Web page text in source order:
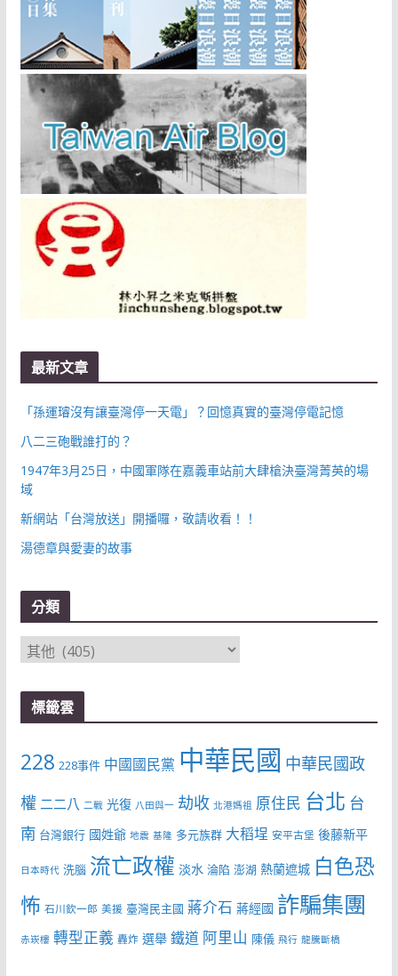
最新文章
「孫運璿沒有讓臺灣停一天電」？回憶真實的臺灣停電記憶
八二三砲戰誰打的？
1947年3月25日，中國軍隊在嘉義車站前大肆槍決臺灣菁英的場
域
新網站「台灣放送」開播囉，敬請收看！！
湯德章與愛妻的故事
分類
分
標籤雲
228 228事件 中國國民黨 中華民國 中華民國政
權 二二八 二戰 光復 八田與一 劫收 北港媽祖 原住民 台北 台
南 台灣銀行 國姓爺 地震 基隆 多元族群 大稻埕 安平古堡 後藤新平
日本時代 洗腦 流亡政權 淡水 淪陷 澎湖 熱蘭遮城 白色恐
怖 石川欽一郎 美援 臺灣民主國 蔣介石 蔣經國 詐騙集團
赤崁樓 轉型正義 轟炸 選舉 鐵道 阿里山 陳儀 飛行 龍騰斷橋